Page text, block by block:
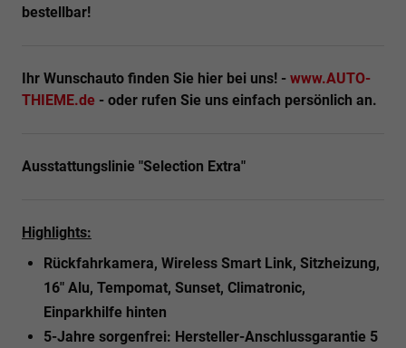
bestellbar!
Ihr Wunschauto finden Sie hier bei uns! - www.AUTO-
THIEME.de - oder rufen Sie uns einfach persönlich an.
Ausstattungslinie "Selection Extra"
Highlights:
Rückfahrkamera, Wireless Smart Link, Sitzheizung,
16" Alu, Tempomat, Sunset, Climatronic,
Einparkhilfe hinten
5-Jahre sorgenfrei: Hersteller-Anschlussgarantie 5